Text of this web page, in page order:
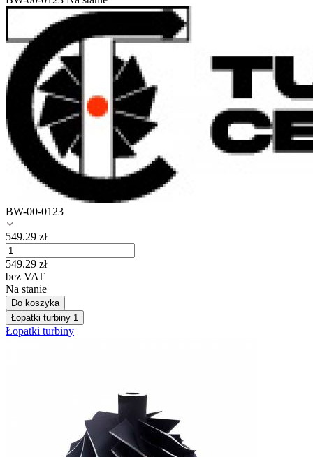
BW-00-0123
549.29 zł
549.29 zł
bez VAT
Na stanie
Do koszyka
Łopatki turbiny 1
Łopatki turbiny